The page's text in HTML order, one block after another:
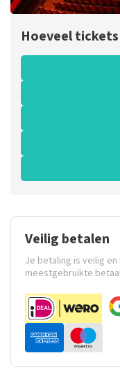
Hoeveel
Veilig betalen
Je betaling is veilig
meestgebruikte